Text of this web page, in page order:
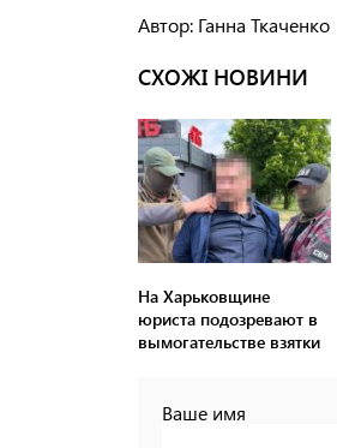
Автор: Ганна Ткаченко
СХОЖІ НОВИНИ
На Харьковщине
юриста подозревают в
вымогательстве взятки
Ваше имя